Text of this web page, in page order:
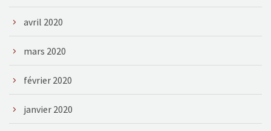
avril 2020
mars 2020
février 2020
janvier 2020